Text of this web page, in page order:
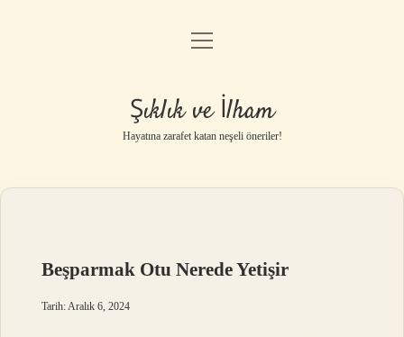
Anasayfa
Gizlilik Politikası
Yasal Uyarı
menüyü
Şıklık ve İlham
Hayatına zarafet katan neşeli öneriler!
Beşparmak Otu Nerede Yetişir
Tarih: Aralık 6, 2024